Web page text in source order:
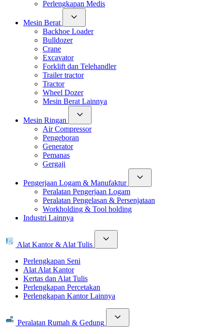
Perlengkapan Medis
Mesin Berat
Backhoe Loader
Bulldozer
Crane
Excavator
Forklift dan Telehandler
Trailer tractor
Tractor
Wheel Dozer
Mesin Berat Lainnya
Mesin Ringan
Air Compressor
Pengeboran
Generator
Pemanas
Gergaji
Pengerjaan Logam & Manufaktur
Peralatan Pengerjaan Logam
Peralatan Pengelasan & Persenjataan
Workholding & Tool holding
Industri Lainnya
Alat Kantor & Alat Tulis
Perlengkapan Seni
Alat Alat Kantor
Kertas dan Alat Tulis
Perlengkapan Percetakan
Perlengkapan Kantor Lainnya
Peralatan Rumah & Gedung